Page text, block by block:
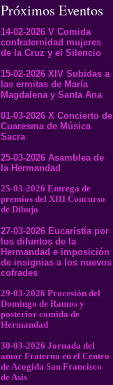
Próximos Eventos
14-02-2026 V Comida
confraternidad mujeres
de la Cruz y el Silencio
15-02-2026 XIV Subidas a
las ermitas de María
Magdalena y Santa Ana
01-03-2026 X Concierto de
Cuaresma de Música
Sacra
25-03-2026 Asamblea de
la Hermandad
25-03-2026 Entrega de
premios del XIII Concurso
de Dibujo
27-03-2026 Eucaristía por
los difuntos de la
Hermandad e imposición
de insignias a los nuevos
cofrades
29-03-2026 Procesión del
Domingo de Ramos y
posterior comida de
Hermandad
30-03-2026 Jornada del
amor Fraterno en el Centro
de Acogida San Francisco
de Asís